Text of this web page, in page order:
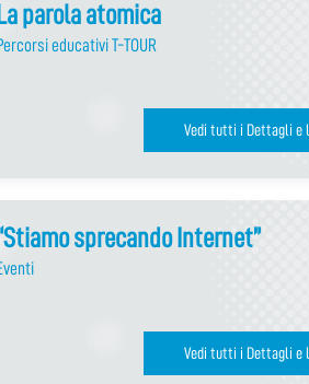
La parola atomica
educativi T-TOUR
Vedi tutti i Dettagli e
sprecando Internet”
Vedi tutti i Dettagli e